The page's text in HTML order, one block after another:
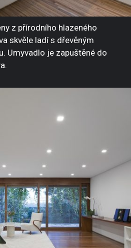
z přírodního hlazeného
skvěle ladí s dřevěným
Umyvadlo je zapuštěné do